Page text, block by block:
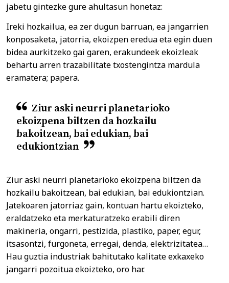
jabetu gintezke gure ahultasun honetaz:
Ireki hozkailua, ea zer dugun barruan, ea jangarrien
konposaketa, jatorria, ekoizpen eredua eta egin duen
bidea aurkitzeko gai garen, erakundeek ekoizleak
behartu arren trazabilitate txostengintza mardula
eramatera; papera.
Ziur aski neurri planetarioko
ekoizpena biltzen da hozkailu
bakoitzean, bai edukian, bai
edukiontzian
Ziur aski neurri planetarioko ekoizpena biltzen da
hozkailu bakoitzean, bai edukian, bai edukiontzian.
Jatekoaren jatorriaz gain, kontuan hartu ekoizteko,
eraldatzeko eta merkaturatzeko erabili diren
makineria, ongarri, pestizida, plastiko, paper, egur,
itsasontzi, furgoneta, erregai, denda, elektrizitatea…
Hau guztia industriak bahitutako kalitate exkaxeko
jangarri pozoitua ekoizteko, oro har.